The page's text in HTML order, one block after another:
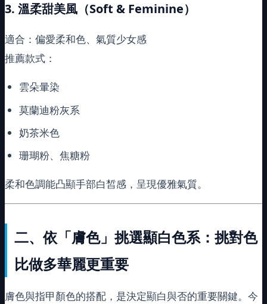
3. 溫柔甜美風（Soft & Feminine）
適合：偏愛柔和色、氣質少女感
推薦款式：
雲朵暈染
莫蘭迪粉灰系
奶茶米色
珊瑚粉、焦糖粉
柔和色調能凸顯手部白皙感，呈現優雅氣質。
二、依「膚色」挑選顯白色系：挑對色
比做多華麗更重要
膚色與指甲顏色的搭配，是決定顯白與否的重要關鍵。今